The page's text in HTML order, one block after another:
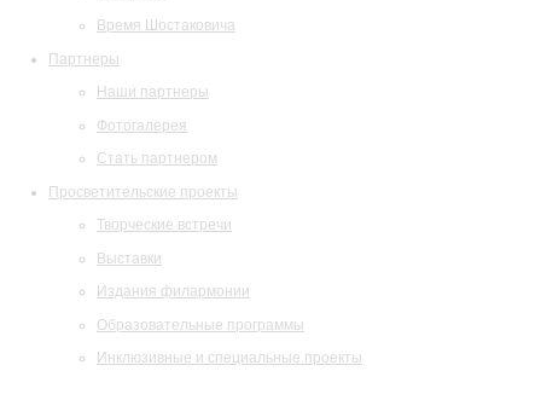
Время Шостаковича
Партнеры
Наши партнеры
Фотогалерея
Стать партнером
Просветительские проекты
Творческие встречи
Выставки
Издания филармонии
Образовательные программы
Инклюзивные и специальные проекты